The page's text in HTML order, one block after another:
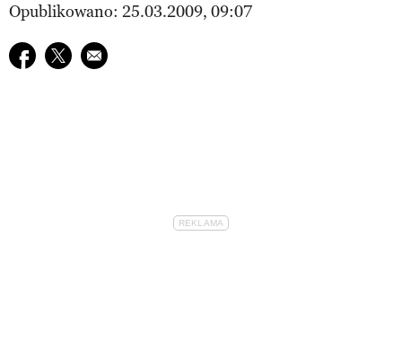
Opublikowano: 25.03.2009, 09:07
Udostępnij na facebook
Udostępnij na twitter
E-mail do przyjaciela